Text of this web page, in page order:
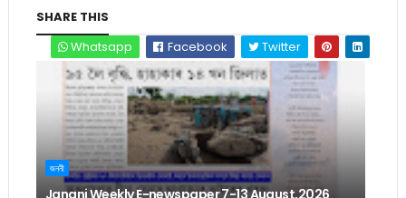
SHARE THIS
Whatsapp
Facebook Twitter
জননী
Janani Weekly E-newspaper 7-13 August,2026